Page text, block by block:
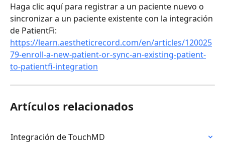
Haga clic aquí para registrar a un paciente nuevo o
sincronizar a un paciente existente con la integración
de PatientFi:
https://learn.aestheticrecord.com/en/articles/120025
79-enroll-a-new-patient-or-sync-an-existing-patient-
to-patientfi-integration
Artículos relacionados
Integración de TouchMD